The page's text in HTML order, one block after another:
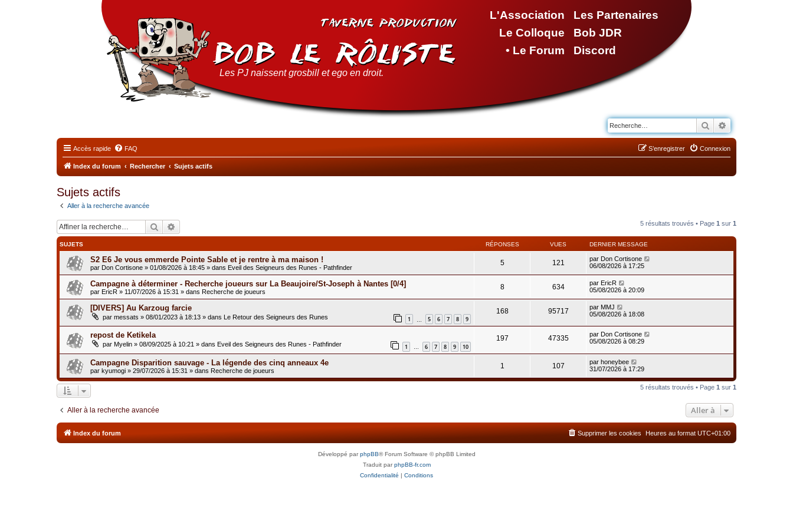
L'Association
Le Colloque
• Le Forum
Les Partenaires
Bob JDR
Discord
Les PJ naissent grosbill et ego en droit.
Rechercher
Accès rapide FAQ Connexion
S’enregistrer
Index du forum Rechercher Sujets actifs
Sujets actifs
Aller à la recherche avancée
Rechercher 5 résultats trouvés • Page 1 sur 1
SUJETS RÉPONSES VUES DERNIER MESSAGE
S2 E6 Je vous emmerde Pointe Sable et je rentre à ma maison !
par Don Cortisone » 01/08/2026 à 18:45 » dans Eveil des Seigneurs des Runes - Pathfinder
5 121 par Don Cortisone
06/08/2026 à 17:25
Campagne à déterminer - Recherche joueurs sur La Beaujoire/St-Joseph à Nantes [0/4]
par EricR » 11/07/2026 à 15:31 » dans Recherche de joueurs
8 634 par EricR
05/08/2026 à 20:09
[DIVERS] Au Karzoug farcie
par messats » 08/01/2023 à 18:13 » dans Le Retour des Seigneurs des Runes 1 5 6 7 8 9
168 95717 par MMJ
05/08/2026 à 18:08
repost de Ketikela
par Myelin » 08/09/2025 à 10:21 » dans Eveil des Seigneurs des Runes - Pathfinder 1 … 6 7 8 9 10
197 47335 par Don Cortisone
05/08/2026 à 08:29
Campagne Disparition sauvage - La légende des cinq anneaux 4e
par kyumogi » 29/07/2026 à 15:31 » dans Recherche de joueurs
1 107 par honeybee
31/07/2026 à 17:29
5 résultats trouvés • Page 1 sur 1
Aller à la recherche avancée Aller à
Index du forum Heures au format UTC+01:00
Supprimer les cookies
Développé parphpBB® Forum Software © phpBB Limited
Traduit parphpBB-fr.com
Confidentialité | Conditions